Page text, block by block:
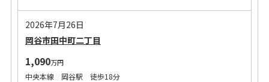
2026年7月26日
岡谷市田中町二丁目
1,090万円
中央本線 岡谷駅 徒歩18分